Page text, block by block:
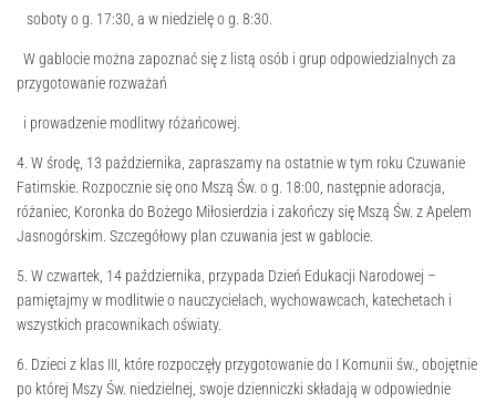
soboty o g. 17:30, a w niedzielę o g. 8:30.
W gablocie można zapoznać się z listą osób i grup odpowiedzialnych za
przygotowanie rozważań
i prowadzenie modlitwy różańcowej.
4. W środę, 13 października, zapraszamy na ostatnie w tym roku Czuwanie
Fatimskie. Rozpocznie się ono Mszą Św. o g. 18:00, następnie adoracja,
różaniec, Koronka do Bożego Miłosierdzia i zakończy się Mszą Św. z Apelem
Jasnogórskim. Szczegółowy plan czuwania jest w gablocie.
5. W czwartek, 14 października, przypada Dzień Edukacji Narodowej –
pamiętajmy w modlitwie o nauczycielach, wychowawcach, katechetach i
wszystkich pracownikach oświaty.
6. Dzieci z klas III, które rozpoczęły przygotowanie do I Komunii św., obojętnie
po której Mszy Św. niedzielnej, swoje dzienniczki składają w odpowiednie